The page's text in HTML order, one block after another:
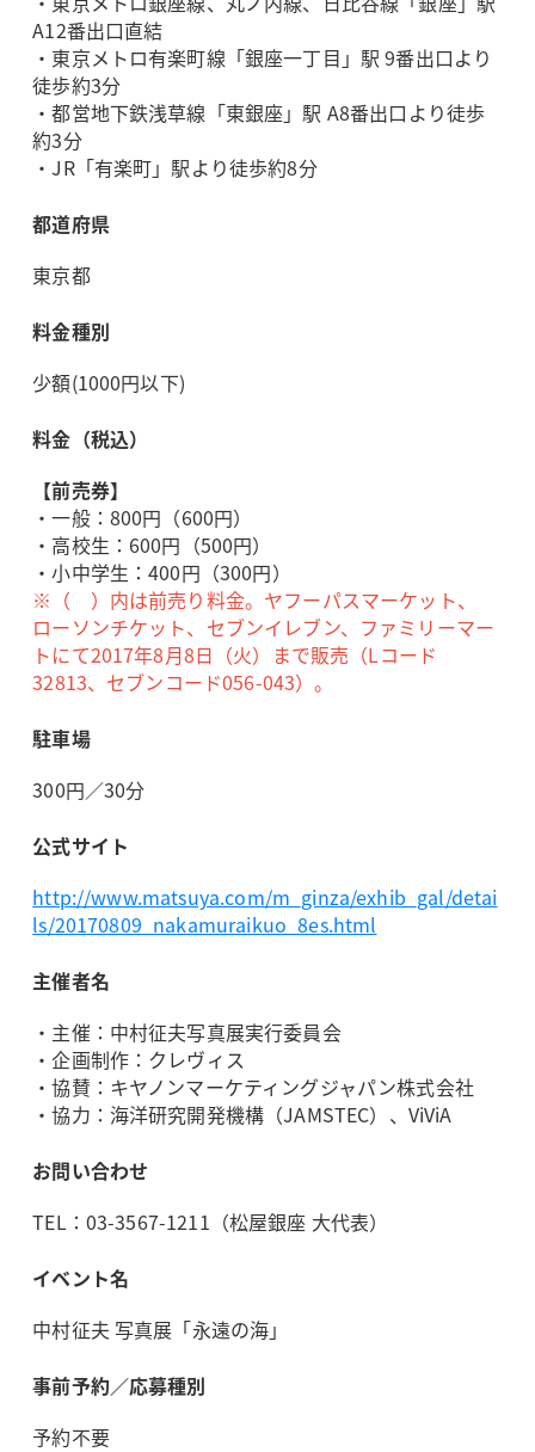
A12番出口直結
・東京メトロ有楽町線「銀座一丁目」駅 9番出口より
徒歩約3分
・都営地下鉄浅草線「東銀座」駅 A8番出口より徒歩
約3分
・JR「有楽町」駅より徒歩約8分
都道府県
東京都
料金種別
少額(1000円以下)
料金（税込）
【前売券】
・一般：800円（600円）
・高校生：600円（500円）
・小中学生：400円（300円）
※（ ）内は前売り料金。ヤフーパスマーケット、
ローソンチケット、セブンイレブン、ファミリーマー
トにて2017年8月8日（火）まで販売（Lコード
32813、セブンコード056-043）。
駐車場
300円／30分
公式サイト
http://www.matsuya.com/m_ginza/exhib_gal/detai
ls/20170809_nakamuraikuo_8es.html
主催者名
・主催：中村征夫写真展実行委員会
・企画制作：クレヴィス
・協賛：キヤノンマーケティングジャパン株式会社
・協力：海洋研究開発機構（JAMSTEC）、ViViA
お問い合わせ
TEL：03-3567-1211（松屋銀座 大代表）
イベント名
中村征夫 写真展「永遠の海」
事前予約／応募種別
予約不要